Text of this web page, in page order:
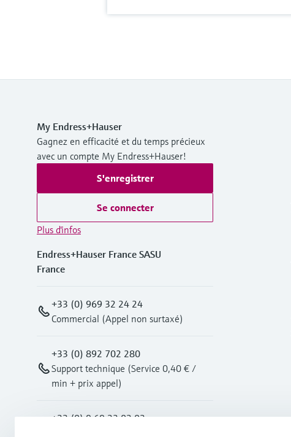
My Endress+Hauser
Gagnez en efficacité et du temps précieux
avec un compte My Endress+Hauser!
S'enregistrer
Se connecter
Plus d'infos
Endress+Hauser France SASU
France
+33 (0) 969 32 24 24
Commercial (Appel non surtaxé)
+33 (0) 892 702 280
Support technique (Service 0,40 € /
min + prix appel)
+33 (0) 9 69 32 03 03